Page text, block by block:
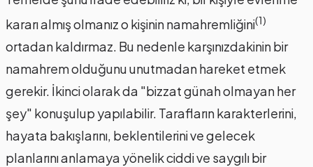
kararı almış olmanız o kişinin namahremliğini(1)
ortadan kaldırmaz. Bu nedenle karşınızdakinin bir
namahrem olduğunu unutmadan hareket etmek
gerekir. İkinci olarak da "bizzat günah olmayan her
şey" konuşulup yapılabilir. Tarafların karakterlerini,
hayata bakışlarını, beklentilerini ve gelecek
planlarını anlamaya yönelik ciddi ve saygılı bir